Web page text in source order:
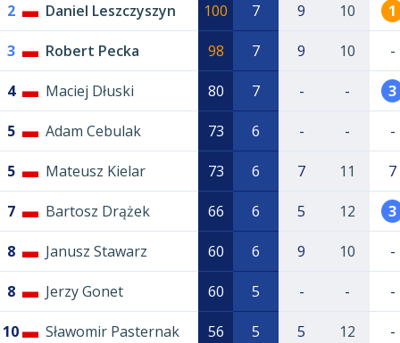
2 Daniel Leszczyszyn 100 7 9 10 1
3 Robert Pecka 98 7 9 10 -
4 Maciej Dłuski 80 7 - - 3
5 Adam Cebulak 73 6 - - -
5 Mateusz Kielar 73 6 7 11 7
7 Bartosz Drążek 66 6 5 12 3
8 Janusz Stawarz 60 6 9 10 -
8 Jerzy Gonet 60 5 - - -
10 Sławomir Pasternak 56 5 5 12 -